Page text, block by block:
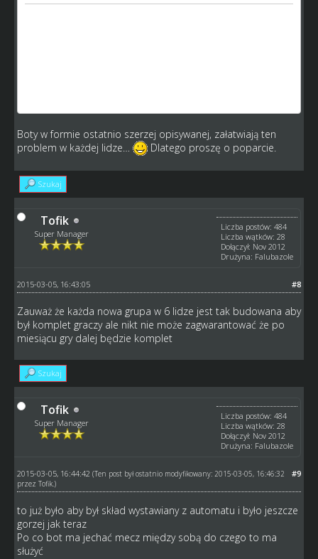
Boty w formie ostatnio szerzej opisywanej, załatwiają ten
problem w każdej lidze…
Dlatego proszę o poparcie.
Szukaj
Tofik
Super Manager
Liczba postów: 484
Liczba wątków: 28
Dołączył: Nov 2012
Drużyna: Falubazole
#8
2015-03-05, 16:43:05
Zauważ że każda nowa grupa w 6 lidze jest tak budowana aby
był komplet graczy ale nikt nie może zagwarantować że po
miesiącu gry dalej będzie komplet
Szukaj
Tofik
Super Manager
Liczba postów: 484
Liczba wątków: 28
Dołączył: Nov 2012
Drużyna: Falubazole
#9
2015-03-05, 16:44:42 (Ten post był ostatnio modyfikowany: 2015-03-05, 16:46:32
przez Tofik.)
to już było aby był skład wystawiany z automatu i było jeszcze
gorzej jak teraz
Po co bot ma jechać mecz między sobą do czego to ma
służyć